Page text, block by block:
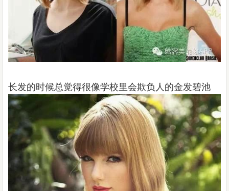
长发的时候总觉得很像学校里会欺负人的金发碧池